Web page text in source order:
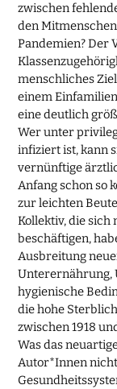
zwischen
den
Pandemien? Der
menschliches
einem
eine deutlich
Wer unter
infiziert ist, kann
vernünftige
Anfang schon so
zur leichten
Kollektiv, die sich
beschäftigen,
Ausbreitung
Unterernährung,
hygienische
die hohe
zwischen 1918
Was das
Autor*Innen